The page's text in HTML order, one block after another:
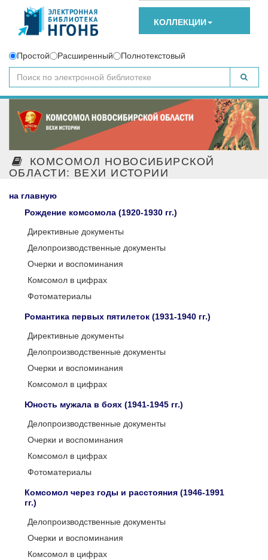
КОЛЛЕКЦИИ
Простой Расширенный Полнотекстовый
КОМСОМОЛ НОВОСИБИРСКОЙ
ОБЛАСТИ: ВЕХИ ИСТОРИИ
на главную
Рождение комсомола (1920-1930 гг.)
Директивные документы
Делопроизводственные документы
Очерки и воспоминания
Комсомол в цифрах
Фотоматериалы
Романтика первых пятилеток (1931-1940 гг.)
Директивные документы
Делопроизводственные документы
Очерки и воспоминания
Комсомол в цифрах
Юность мужала в боях (1941-1945 гг.)
Делопроизводственные документы
Очерки и воспоминания
Комсомол в цифрах
Фотоматериалы
Комсомол через годы и расстояния (1946-1991
гг.)
Делопроизводственные документы
Очерки и воспоминания
Комсомол в цифрах